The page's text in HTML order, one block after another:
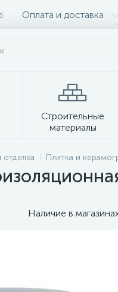
Оплата и доставка
Строительные
материалы
отделка Плитка и
Наличие в